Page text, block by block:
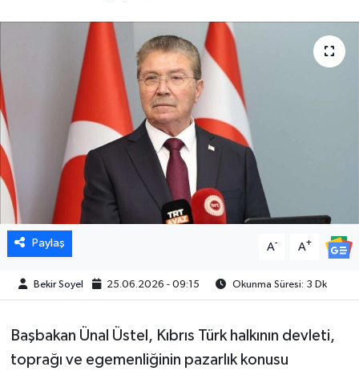
Paylaş A- A+
Bekir Soyel 25.06.2026 - 09:15 Okunma Süresi: 3 Dk
Başbakan Ünal Üstel, Kıbrıs Türk halkının devleti,
toprağı ve egemenliğinin pazarlık konusu